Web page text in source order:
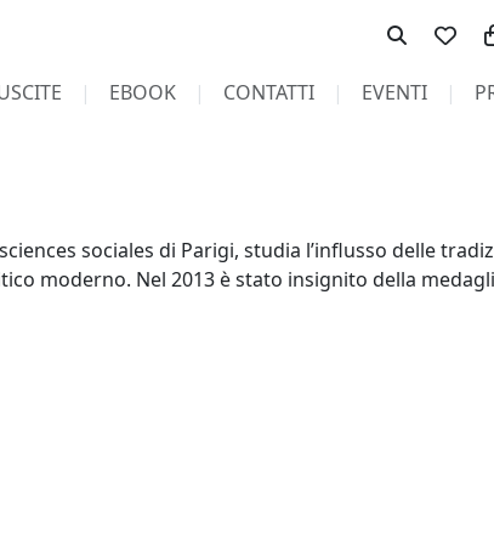
EBOOK CONTATTI EVENTI
sociales di Parigi, studia l’influsso delle
moderno. Nel 2013 è stato insignito della